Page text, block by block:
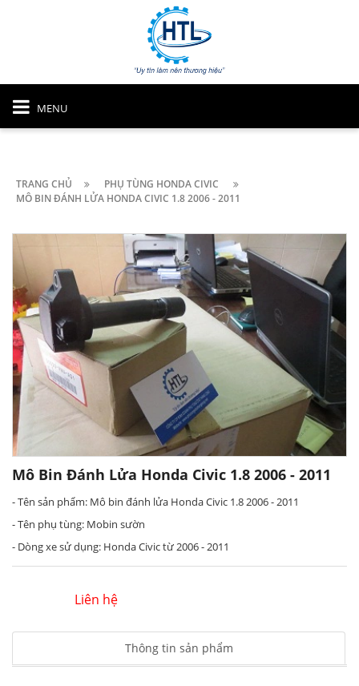
MENU
TRANG CHỦ
PHỤ TÙNG HONDA CIVIC
MÔ BIN ĐÁNH LỬA HONDA CIVIC 1.8 2006 - 2011
Mô Bin Đánh Lửa Honda Civic 1.8 2006 - 2011
- Tên sản phẩm: Mô bin đánh lửa Honda Civic 1.8 2006 - 2011
- Tên phụ tùng: Mobin sườn
- Dòng xe sử dụng: Honda Civic từ 2006 - 2011
Liên hệ
Thông tin sản phẩm